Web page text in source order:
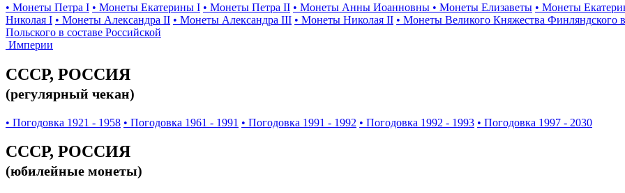
• Монеты Петра I • Монеты Екатерины I • Монеты Петра II • Монеты Анны Иоанновны • Монеты Елизаветы • Монеты
Николая I • Монеты Александра II • Монеты Александра III • Монеты Николая II • Монеты Великого Княжества Финляндского
Польского в составе Российской
Империи
СССР, РОССИЯ
(регулярный чекан)
• Погодовка 1921 - 1958 • Погодовка 1961 - 1991 • Погодовка 1991 - 1992 • Погодовка 1992 - 1993 • Погодовка 1997 - 2030
СССР, РОССИЯ
(юбилейные монеты)